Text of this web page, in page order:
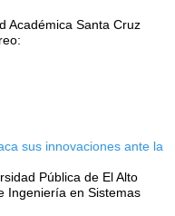
Académica Santa Cruz
sus innovaciones ante la
Pública de El Alto
Ingeniería en Sistemas